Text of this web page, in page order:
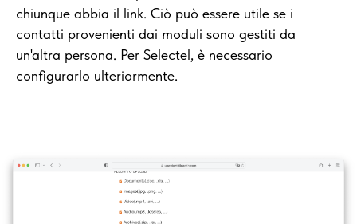
chiunque abbia il link. Ciò può essere utile se i
contatti provenienti dai moduli sono gestiti da
un'altra persona. Per Selectel, è necessario
configurarlo ulteriormente.